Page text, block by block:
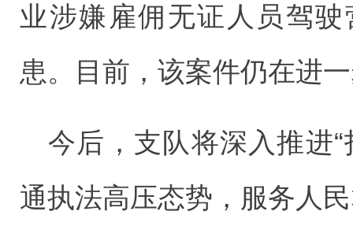
业涉嫌雇佣无证人员驾
患。目前，该案件仍在进
今后，支队将深入推进
通执法高压态势，服务人